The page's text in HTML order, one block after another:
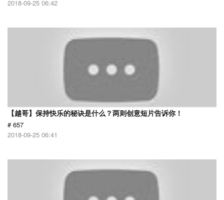
2018-09-25 06:42
【越哥】保持快乐的秘诀是什么？两则创意短片告诉你！
# 657
2018-09-25 06:41